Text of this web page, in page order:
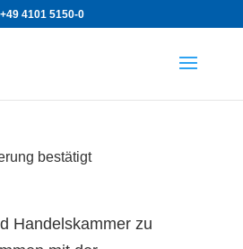
+49 4101 5150-0
bestätigt
Handelskammer zu